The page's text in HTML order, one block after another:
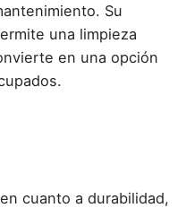
Su
una limpieza
en una opción
cuanto a durabilidad,